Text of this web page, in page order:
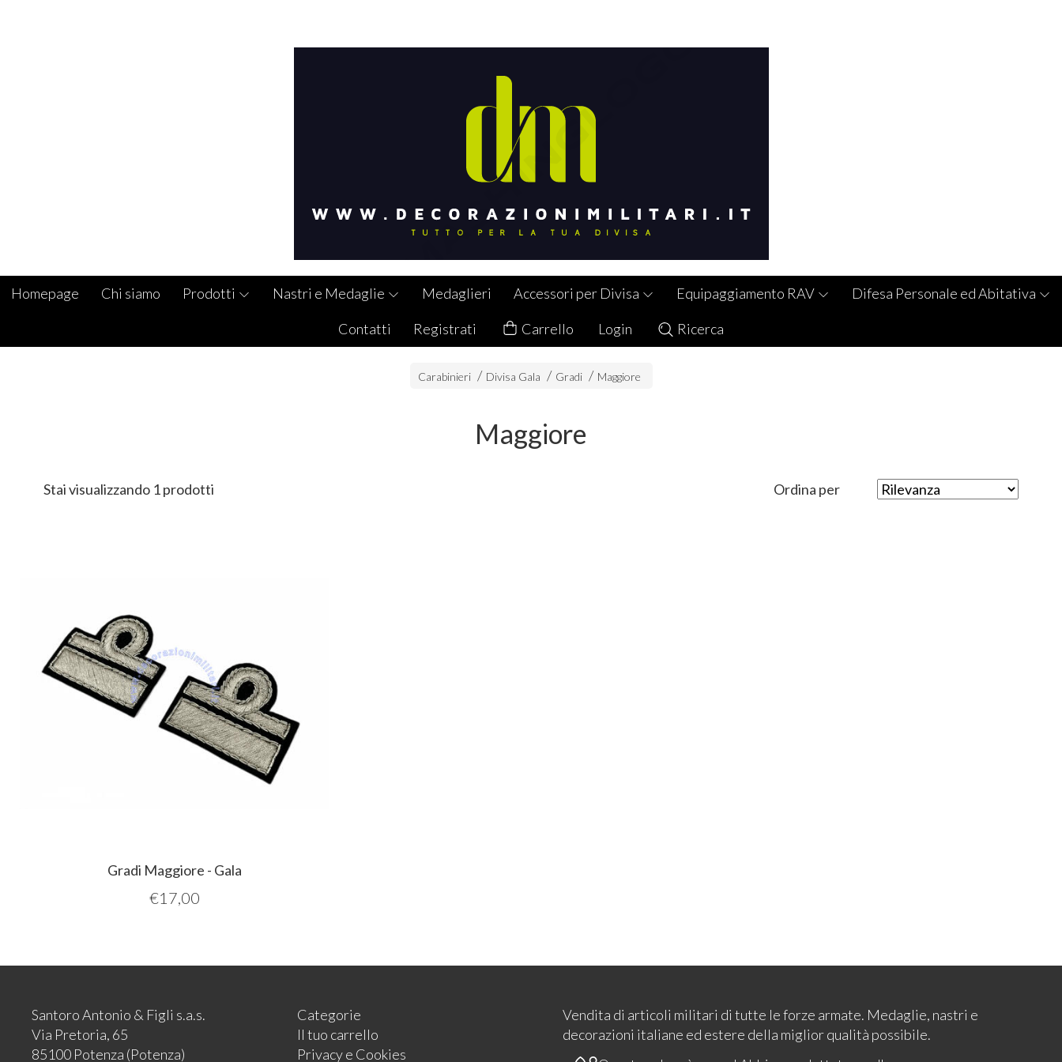
Homepage Chi siamo Prodotti Nastri e Medaglie Medaglieri Accessori per Divisa Equipaggiamento RAV Difesa Personale ed Abitativa
Contatti Registrati Carrello Login Ricerca
Carabinieri Divisa Gala Gradi Maggiore
Maggiore
Stai visualizzando 1 prodotti Ordina per
Gradi Maggiore - Gala
€17,00
Santoro Antonio & Figli s.a.s.
Via Pretoria, 65
85100 Potenza (Potenza)
Categorie
Il tuo carrello
Privacy e Cookies
Vendita di articoli militari di tutte le forze armate. Medaglie, nastri e
decorazioni italiane ed estere della miglior qualità possibile.